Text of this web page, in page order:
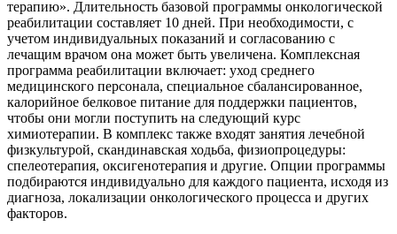
терапию». Длительность базовой программы онкологической
реабилитации составляет 10 дней. При необходимости, с
учетом индивидуальных показаний и согласованию с
лечащим врачом она может быть увеличена. Комплексная
программа реабилитации включает: уход среднего
медицинского персонала, специальное сбалансированное,
калорийное белковое питание для поддержки пациентов,
чтобы они могли поступить на следующий курс
химиотерапии. В комплекс также входят занятия лечебной
физкультурой, скандинавская ходьба, физиопроцедуры:
спелеотерапия, оксигенотерапия и другие. Опции программы
подбираются индивидуально для каждого пациента, исходя из
диагноза, локализации онкологического процесса и других
факторов.